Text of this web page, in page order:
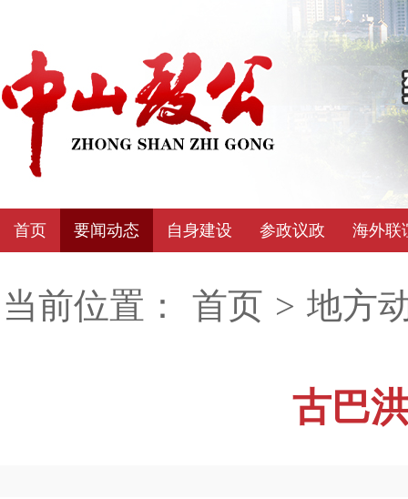
首页 要闻动态 自身建设 参政议政 海外联
当前位置： 首页 > 地方
古巴